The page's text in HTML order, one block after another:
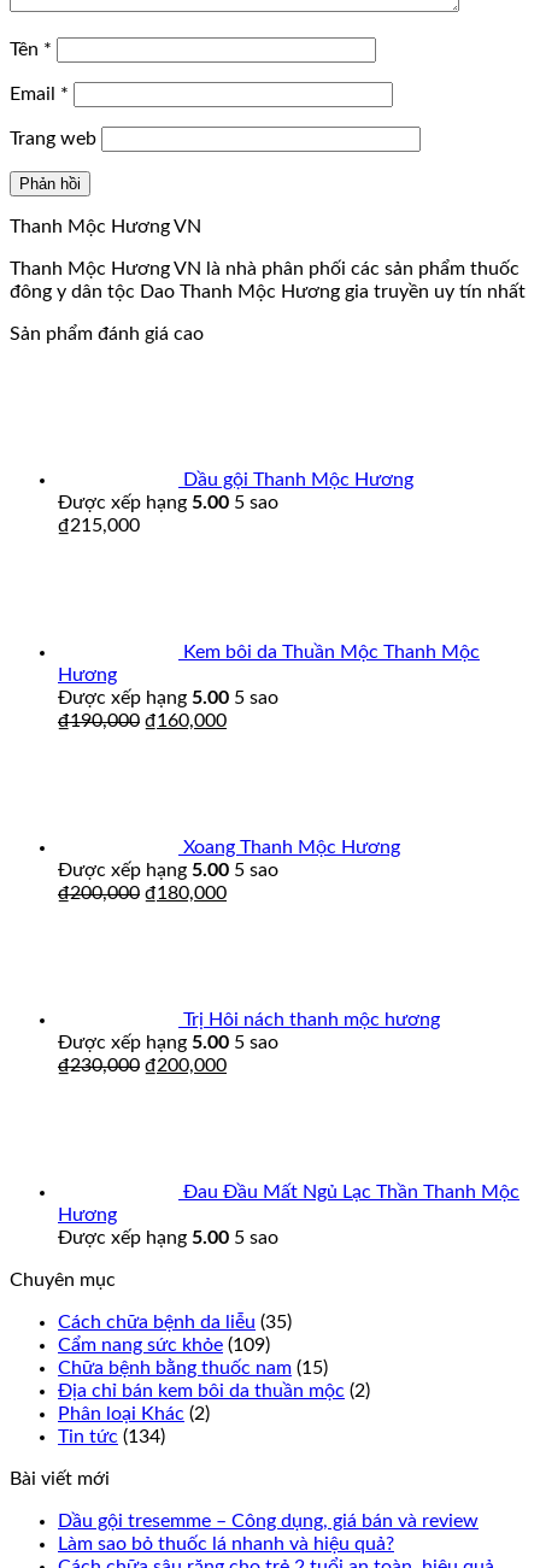
Tên *
Email *
Trang web
Thanh Mộc Hương VN
Thanh Mộc Hương VN là nhà phân phối các sản phẩm thuốc
đông y dân tộc Dao Thanh Mộc Hương gia truyền uy tín nhất
Sản phẩm đánh giá cao
Dầu gội Thanh Mộc Hương
Được xếp hạng 5.00 5 sao
₫215,000
Kem bôi da Thuần Mộc Thanh Mộc
Hương
Được xếp hạng 5.00 5 sao
₫190,000 ₫160,000
Xoang Thanh Mộc Hương
Được xếp hạng 5.00 5 sao
₫200,000 ₫180,000
Trị Hôi nách thanh mộc hương
Được xếp hạng 5.00 5 sao
₫230,000 ₫200,000
Đau Đầu Mất Ngủ Lạc Thần Thanh Mộc
Hương
Được xếp hạng 5.00 5 sao
Chuyên mục
Cách chữa bệnh da liễu (35)
Cẩm nang sức khỏe (109)
Chữa bệnh bằng thuốc nam (15)
Địa chỉ bán kem bôi da thuần mộc (2)
Phân loại Khác (2)
Tin tức (134)
Bài viết mới
Dầu gội tresemme – Công dụng, giá bán và review
Làm sao bỏ thuốc lá nhanh và hiệu quả?